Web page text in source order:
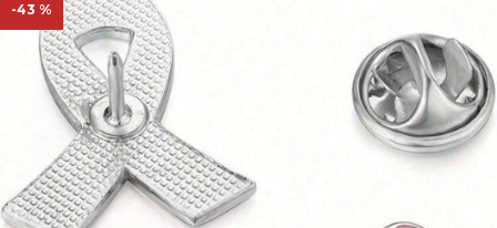
-43 %